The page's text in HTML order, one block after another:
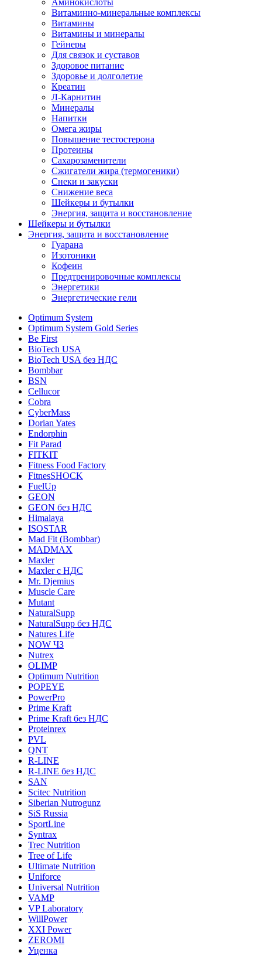
Витаминно-минеральные комплексы
Витамины
Витамины и минералы
Гейнеры
Для связок и суставов
Здоровое питание
Здоровье и долголетие
Креатин
Л-Карнитин
Минералы
Напитки
Омега жиры
Повышение тестостерона
Протеины
Сахарозаменители
Сжигатели жира (термогеники)
Снеки и закуски
Снижение веса
Шейкеры и бутылки
Энергия, защита и восстановление
Шейкеры и бутылки
Энергия, защита и восстановление
Гуарана
Изотоники
Кофеин
Предтренировочные комплексы
Энергетики
Энергетические гели
Optimum System
Optimum System Gold Series
Be First
BioTech USA
BioTech USA без НДС
Bombbar
BSN
Cellucor
Cobra
CyberMass
Dorian Yates
Endorphin
Fit Parad
FITKIT
Fitness Food Factory
FitnesSHOCK
FuelUp
GEON
GEON без НДС
Himalaya
ISOSTAR
Mad Fit (Bombbar)
MADMAX
Maxler
Maxler с НДС
Mr. Djemius
Muscle Care
Mutant
NaturalSupp
NaturalSupp без НДС
Natures Life
NOW ЧЗ
Nutrex
OLIMP
Optimum Nutrition
POPEYE
PowerPro
Prime Kraft
Prime Kraft без НДС
Proteinrex
PVL
QNT
R-LINE
R-LINE без НДС
SAN
Scitec Nutrition
Siberian Nutrogunz
SiS Russia
SportLine
Syntrax
Trec Nutrition
Tree of Life
Ultimate Nutrition
Uniforce
Universal Nutrition
VAMP
VP Laboratory
WillPower
XXI Power
ZEROMI
Уценка